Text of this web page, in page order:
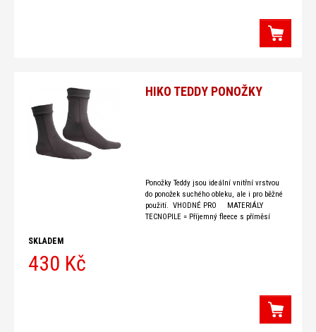
HIKO TEDDY PONOŽKY
Ponožky Teddy jsou ideální vnitřní vrstvou
do ponožek suchého obleku, ale i pro běžné
použití. VHODNÉ PRO MATERIÁLY
TECNOPILE = Příjemný fleece s příměsí
SKLADEM
430 Kč